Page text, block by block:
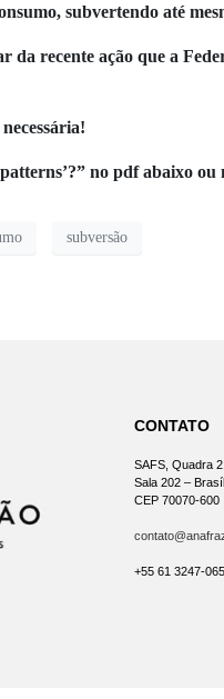
subvertendo até
da recente ação que a
no pdf abaixo ou
subversão
CONTATO
SAFS, Quadra
Sala 202 –
CEP 70070-600
+55 61 3247-